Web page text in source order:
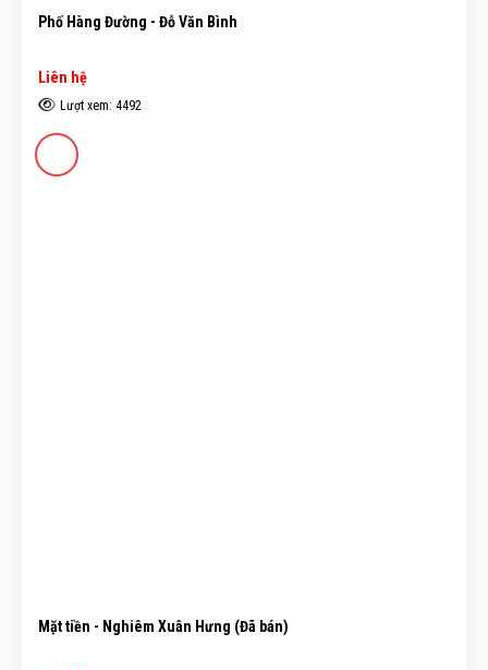
Phố Hàng Đường - Đỗ Văn Bình
Liên hệ
Lượt xem: 4492
Mặt tiền - Nghiêm Xuân Hưng (Đã bán)